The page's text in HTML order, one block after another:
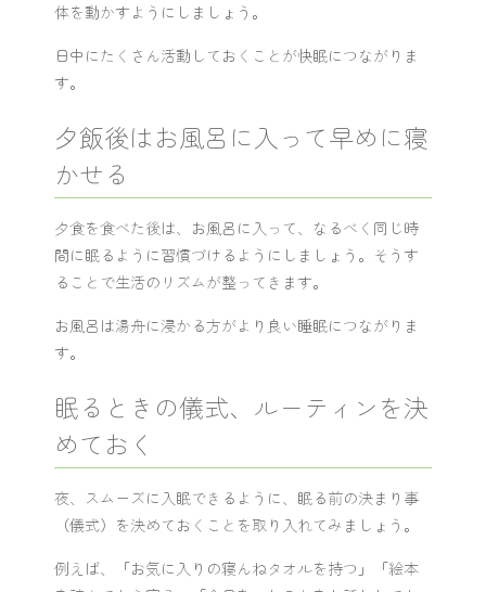
体を動かすようにしましょう。
日中にたくさん活動しておくことが快眠につながりま
す。
夕飯後はお風呂に入って早めに寝
かせる
夕食を食べた後は、お風呂に入って、なるべく同じ時
間に眠るように習慣づけるようにしましょう。そうす
ることで生活のリズムが整ってきます。
お風呂は湯舟に浸かる方がより良い睡眠につながりま
す。
眠るときの儀式、ルーティンを決
めておく
夜、スムーズに入眠できるように、眠る前の決まり事
（儀式）を決めておくことを取り入れてみましょう。
例えば、「お気に入りの寝んねタオルを持つ」「絵本